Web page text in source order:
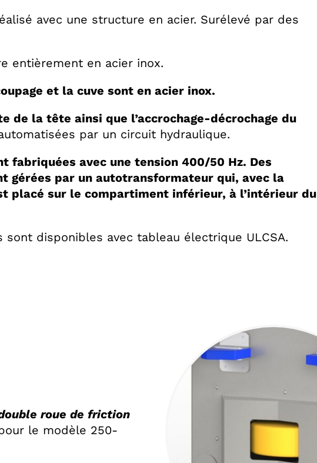
avec une structure en acier. Surélevé par des
entièrement en acier inox.
et la cuve sont en acier inox.
de la tête ainsi que l’accrochage-décrochage du
par un circuit hydraulique.
fabriquées avec une tension 400/50 Hz. Des
gérées par un autotransformateur qui, avec la
placé sur le compartiment inférieur, à l’intérieur du
disponibles avec tableau électrique ULCSA.
roue de friction
le modèle 250-